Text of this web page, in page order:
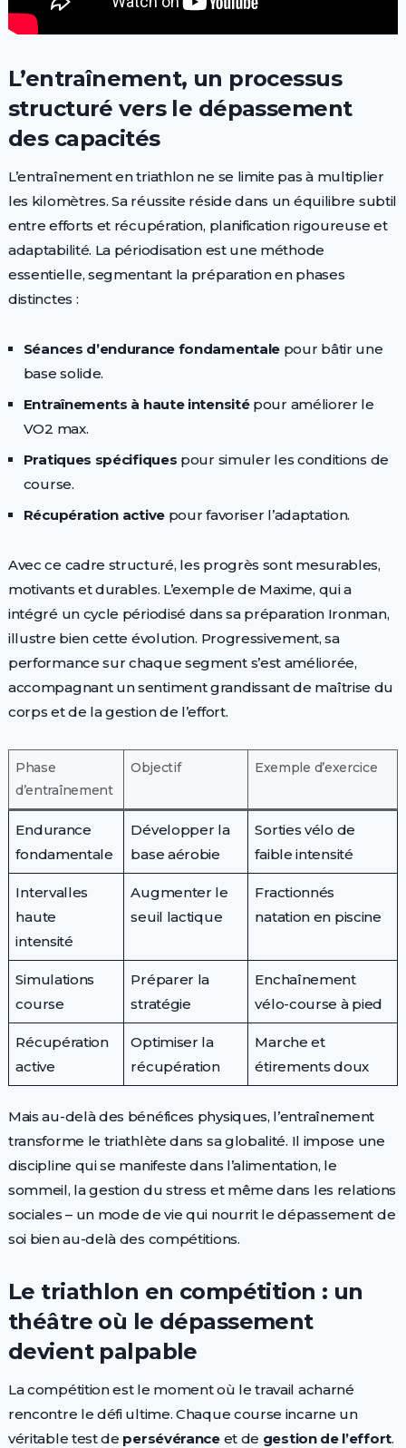
L’entraînement, un processus
structuré vers le dépassement
des capacités
L’entraînement en triathlon ne se limite pas à multiplier
les kilomètres. Sa réussite réside dans un équilibre subtil
entre efforts et récupération, planification rigoureuse et
adaptabilité. La périodisation est une méthode
essentielle, segmentant la préparation en phases
distinctes :
Séances d’endurance fondamentale pour bâtir une
base solide.
Entraînements à haute intensitépour améliorer le
VO2 max.
Pratiques spécifiques pour simuler les conditions de
course.
Récupération activepour favoriser l’adaptation.
Avec ce cadre structuré, les progrès sont mesurables,
motivants et durables. L’exemple de Maxime, qui a
intégré un cycle périodisé dans sa préparation Ironman,
illustre bien cette évolution. Progressivement, sa
performance sur chaque segment s’est améliorée,
accompagnant un sentiment grandissant de maîtrise du
corps et de la gestion de l’effort.
Phase
d’entraînement
Objectif Exemple d’exercice
Endurance
fondamentale
Développer la
base aérobie
Sorties vélo de
faible intensité
Intervalles
haute
intensité
Augmenter le
seuil lactique
Fractionnés
natation en piscine
Simulations
course
Préparer la
stratégie
Enchaînement
vélo-course à pied
Récupération
active
Optimiser la
récupération
Marche et
étirements doux
Mais au-delà des bénéfices physiques, l’entraînement
transforme le triathlète dans sa globalité. Il impose une
discipline qui se manifeste dans l’alimentation, le
sommeil, la gestion du stress et même dans les relations
sociales – un mode de vie qui nourrit le dépassement de
soi bien au-delà des compétitions.
Le triathlon en compétition : un
théâtre où le dépassement
devient palpable
La compétition est le moment où le travail acharné
rencontre le défi ultime. Chaque course incarne un
véritable test de persévéranceet de gestion de l’effort.